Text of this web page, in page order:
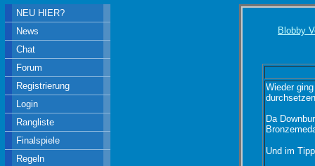
Blobby
Wieder
Da
Und im
NEU HIER?
News
Chat
Forum
Registrierung
Login
Rangliste
Finalspiele
Regeln